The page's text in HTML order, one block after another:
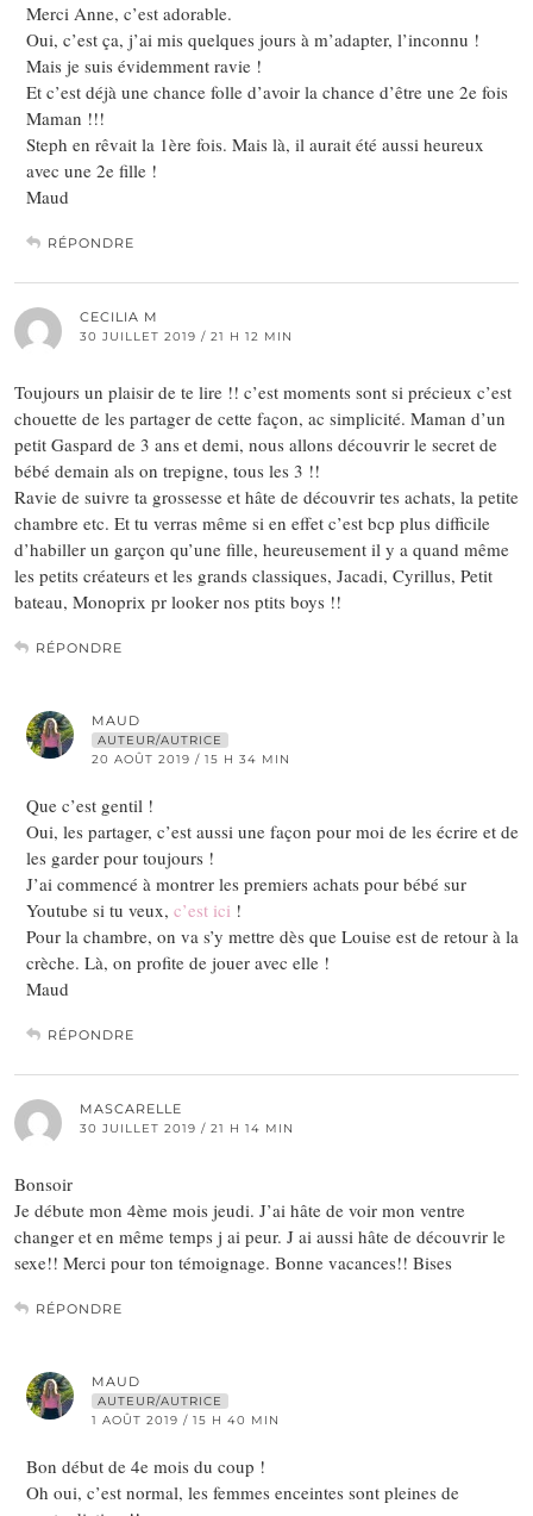
Merci Anne, c’est adorable.
Oui, c’est ça, j’ai mis quelques jours à m’adapter, l’inconnu !
Mais je suis évidemment ravie !
Et c’est déjà une chance folle d’avoir la chance d’être une 2e fois
Maman !!!
Steph en rêvait la 1ère fois. Mais là, il aurait été aussi heureux
avec une 2e fille !
Maud
RÉPONDRE
CECILIA M
30 JUILLET 2019 / 21 H 12 MIN
Toujours un plaisir de te lire !! c’est moments sont si précieux c’est
chouette de les partager de cette façon, ac simplicité. Maman d’un
petit Gaspard de 3 ans et demi, nous allons découvrir le secret de
bébé demain als on trepigne, tous les 3 !!
Ravie de suivre ta grossesse et hâte de découvrir tes achats, la petite
chambre etc. Et tu verras même si en effet c’est bcp plus difficile
d’habiller un garçon qu’une fille, heureusement il y a quand même
les petits créateurs et les grands classiques, Jacadi, Cyrillus, Petit
bateau, Monoprix pr looker nos ptits boys !!
RÉPONDRE
MAUD
AUTEUR/AUTRICE
20 AOÛT 2019 / 15 H 34 MIN
Que c’est gentil !
Oui, les partager, c’est aussi une façon pour moi de les écrire et de
les garder pour toujours !
J’ai commencé à montrer les premiers achats pour bébé sur
Youtube si tu veux, c’est ici !
Pour la chambre, on va s’y mettre dès que Louise est de retour à la
crèche. Là, on profite de jouer avec elle !
Maud
RÉPONDRE
MASCARELLE
30 JUILLET 2019 / 21 H 14 MIN
Bonsoir
Je débute mon 4ème mois jeudi. J’ai hâte de voir mon ventre
changer et en même temps j ai peur. J ai aussi hâte de découvrir le
sexe!! Merci pour ton témoignage. Bonne vacances!! Bises
RÉPONDRE
MAUD
AUTEUR/AUTRICE
1 AOÛT 2019 / 15 H 40 MIN
Bon début de 4e mois du coup !
Oh oui, c’est normal, les femmes enceintes sont pleines de